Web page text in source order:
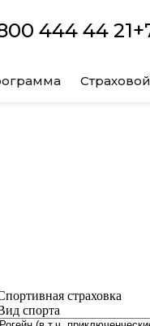
444 44 21